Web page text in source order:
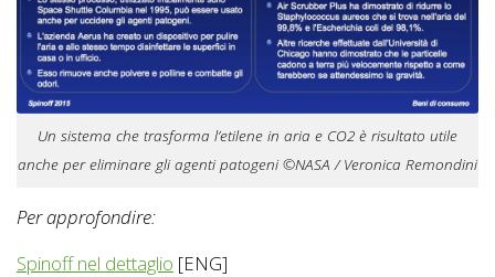
Un sistema che trasforma l’etilene in aria e CO2 è risultato utile
anche per eliminare gli agenti patogeni ©NASA / Veronica Remondini
Per approfondire:
Spinoff nel dettaglio [ENG]